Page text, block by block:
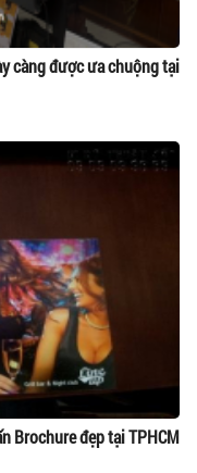
càng được ưa chuộng tại
Brochure đẹp tại TPHCM